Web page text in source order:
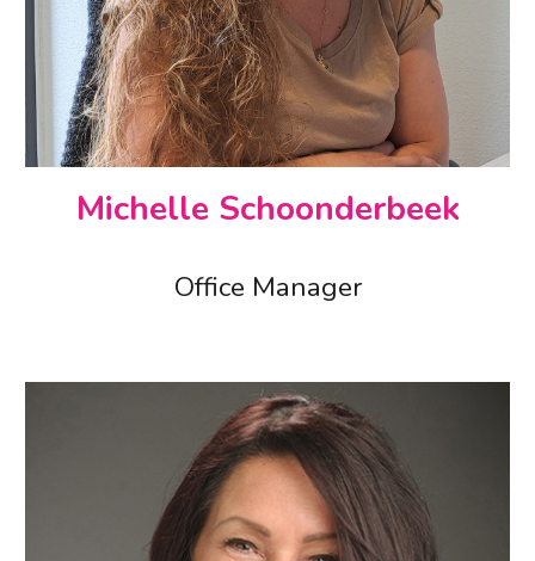
Michelle Schoonderbeek
Office Manager